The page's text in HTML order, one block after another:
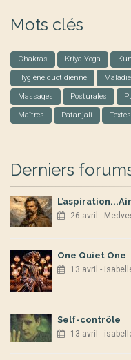
Mots clés
Chakras Kriya Yoga
Hygiène quotidienne
Massages Posturales
Maîtres Patanjali
Derniers
26 avril -
One Quiet One
13 avril -
Self-contrôle
13 avril -